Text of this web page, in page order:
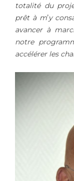
totalité du
prêt à m’y
avancer à
notre
accélérer les